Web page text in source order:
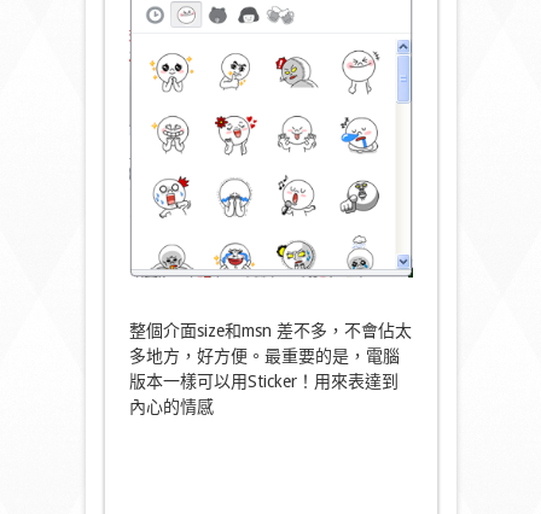
整個介面size和msn 差不多，不會佔太
多地方，好方便。最重要的是，電腦
版本一樣可以用Sticker！用來表達到
內心的情感